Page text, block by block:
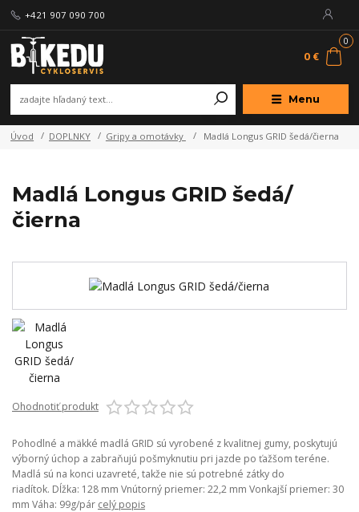
Menu
+421 907 090 700
0
0 €
Úvod DOPLNKY Gripy a omotávky Madlá Longus GRID šedá/čierna
Madlá Longus GRID šedá/
čierna
Ohodnotiť produkt
Pohodlné a mäkké madlá GRID sú vyrobené z kvalitnej gumy, poskytujú
výborný úchop a zabraňujú pošmyknutiu pri jazde po ťažšom teréne.
Madlá sú na konci uzavreté, takže nie sú potrebné zátky do
riadítok. Dĺžka: 128 mm Vnútorný priemer: 22,2 mm Vonkajší priemer: 30
mm Váha: 99g/pár celý popis